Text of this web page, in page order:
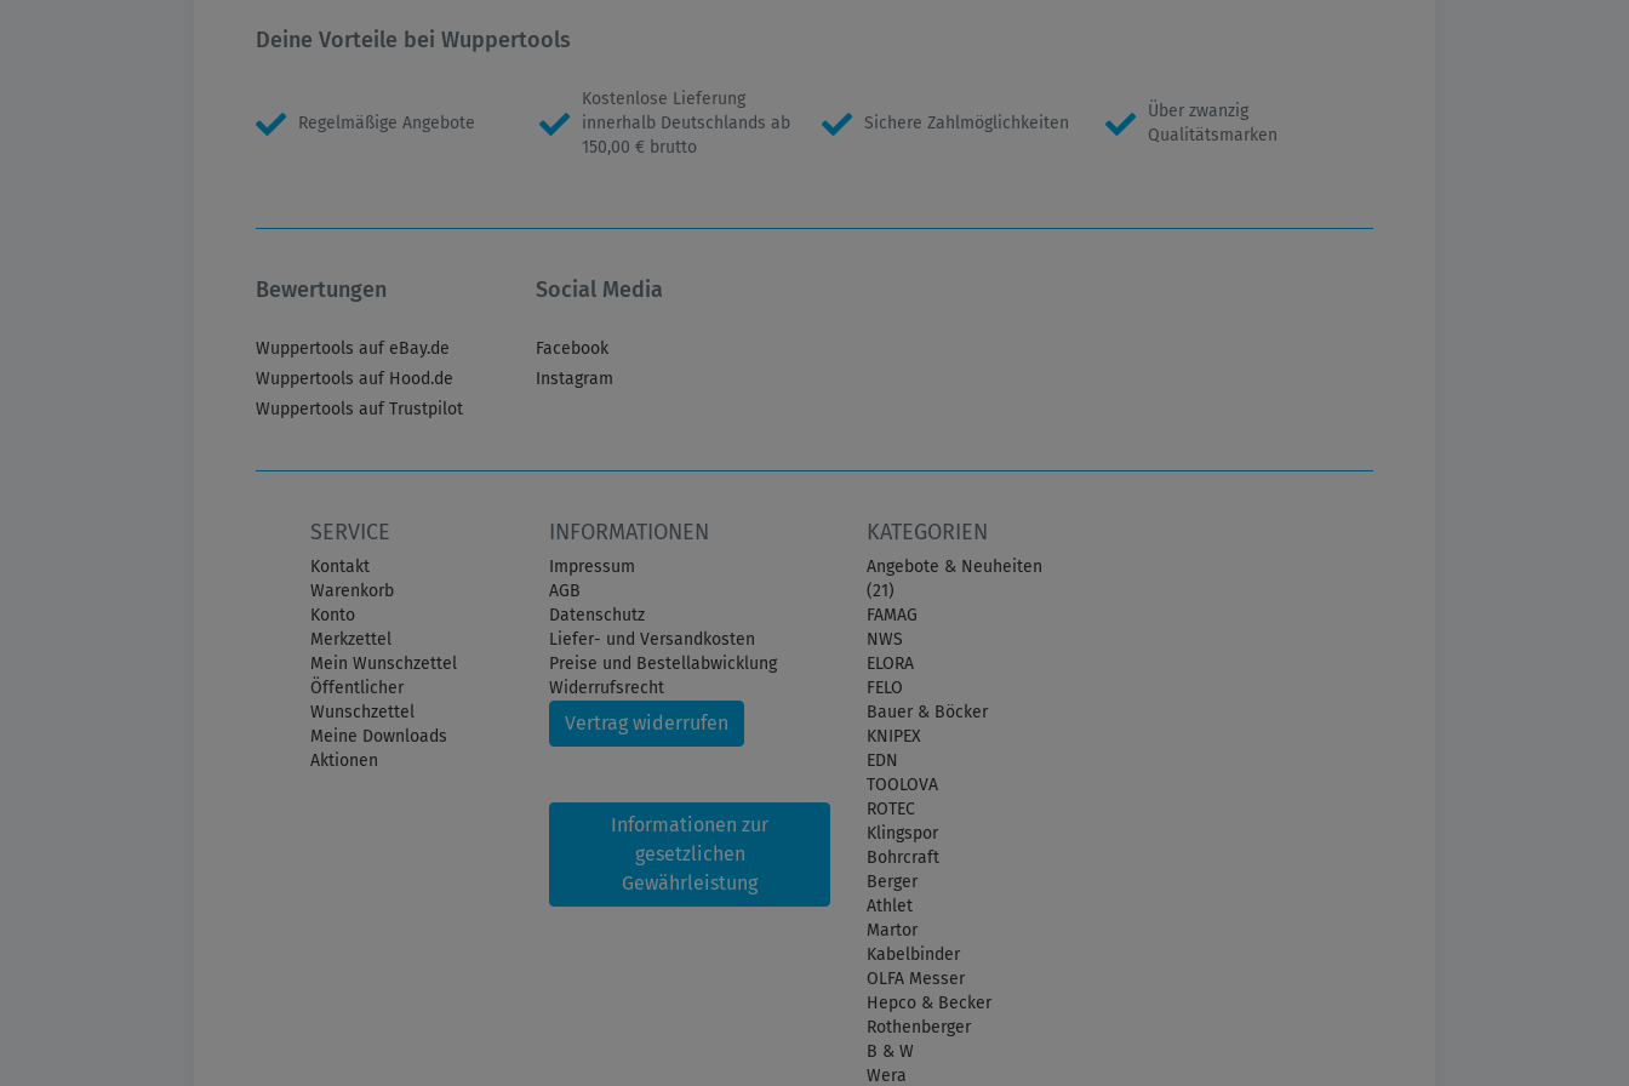
Deine Vorteile bei Wuppertools
Regelmäßige Angebote
Kostenlose Lieferung
innerhalb Deutschlands ab
150,00 € brutto
Sichere Zahlmöglichkeiten
Über zwanzig
Qualitätsmarken
Bewertungen
Wuppertools auf eBay.de
Wuppertools auf Hood.de
Wuppertools auf Trustpilot
Social Media
Facebook
Instagram
SERVICE
Kontakt
Warenkorb
Konto
Merkzettel
Mein Wunschzettel
Öffentlicher
Wunschzettel
Meine Downloads
Aktionen
INFORMATIONEN
Impressum
AGB
Datenschutz
Liefer- und Versandkosten
Preise und Bestellabwicklung
Widerrufsrecht
Vertrag widerrufen
Informationen zur
gesetzlichen
Gewährleistung
KATEGORIEN
Angebote & Neuheiten
(21)
FAMAG
NWS
ELORA
FELO
Bauer & Böcker
KNIPEX
EDN
TOOLOVA
ROTEC
Klingspor
Bohrcraft
Berger
Athlet
Martor
Kabelbinder
OLFA Messer
Hepco & Becker
Rothenberger
B & W
Wera